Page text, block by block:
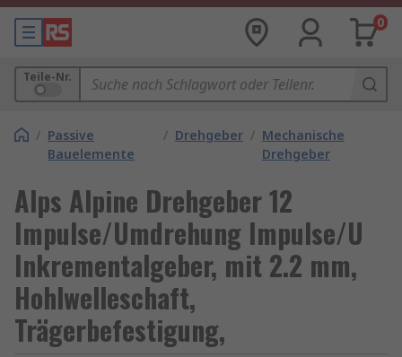
0
Teile-Nr.
/ Passive
Bauelemente
/ Drehgeber / Mechanische
Drehgeber
Alps Alpine Drehgeber 12
Impulse/Umdrehung Impulse/U
Inkrementalgeber, mit 2.2 mm,
Hohlwelleschaft,
Trägerbefestigung,